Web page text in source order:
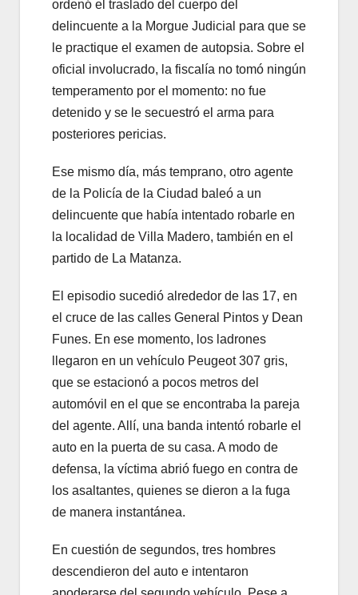
ordenó el traslado del cuerpo del
delincuente a la Morgue Judicial para que se
le practique el examen de autopsia. Sobre el
oficial involucrado, la fiscalía no tomó ningún
temperamento por el momento: no fue
detenido y se le secuestró el arma para
posteriores pericias.
Ese mismo día, más temprano, otro agente
de la Policía de la Ciudad baleó a un
delincuente que había intentado robarle en
la localidad de Villa Madero, también en el
partido de La Matanza.
El episodio sucedió alrededor de las 17, en
el cruce de las calles General Pintos y Dean
Funes. En ese momento, los ladrones
llegaron en un vehículo Peugeot 307 gris,
que se estacionó a pocos metros del
automóvil en el que se encontraba la pareja
del agente. Allí, una banda intentó robarle el
auto en la puerta de su casa. A modo de
defensa, la víctima abrió fuego en contra de
los asaltantes, quienes se dieron a la fuga
de manera instantánea.
En cuestión de segundos, tres hombres
descendieron del auto e intentaron